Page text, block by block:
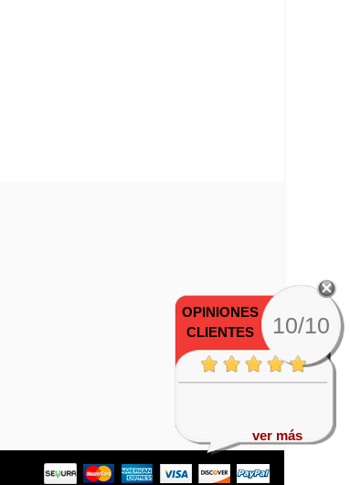
OPINIONES
CLIENTES
10/10
ver más